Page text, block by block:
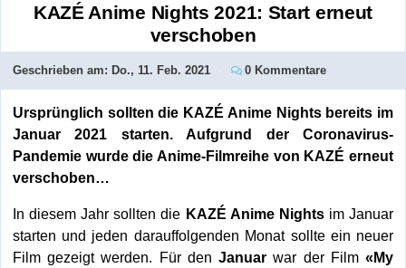
KAZÉ Anime Nights 2021: Start erneut
verschoben
Geschrieben am: Do., 11. Feb. 2021 0 Kommentare
Ursprünglich sollten die KAZÉ Anime Nights bereits im
Januar 2021 starten. Aufgrund der Coronavirus-
Pandemie wurde die Anime-Filmreihe von KAZÉ erneut
verschoben…
In diesem Jahr sollten die KAZÉ Anime Nightsim Januar
starten und jeden darauffolgenden Monat sollte ein neuer
Film gezeigt werden. Für denJanuar war der Film«My